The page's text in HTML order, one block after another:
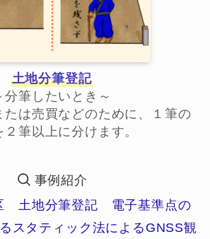
土地分筆登記
分筆したいとき～
たは売買などのために、１筆の
２筆以上に分けます。
事例紹介
土地分筆登記 電子基準点の
スタティック法によるGNSS観